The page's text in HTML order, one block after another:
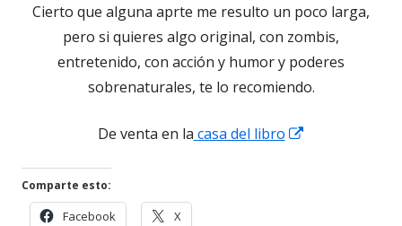
Cierto que alguna aprte me resulto un poco larga,
pero si quieres algo original, con zombis,
entretenido, con acción y humor y poderes
sobrenaturales, te lo recomiendo.
De venta en la casa del libro
Comparte esto:
Facebook X